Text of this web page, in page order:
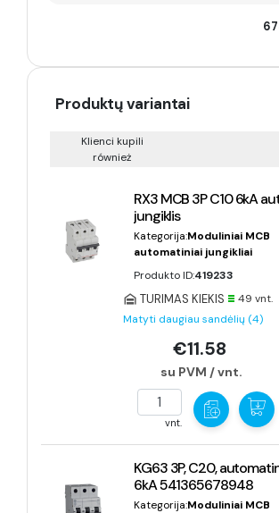
Produktų variantai
Klienci kupili
również
RX3 MCB 3P C10 6kA
jungiklis
Kategorija:Moduliniai MCB
automatiniai jungikliai
Produkto ID:419233
49 vnt.
TURIMAS KIEKIS
Matyti daugiau sandėlių (4)
€11.58
su PVM / vnt.
vnt.
KG63 3P, C20,
6kA 541365678948
Kategorija:Moduliniai MCB